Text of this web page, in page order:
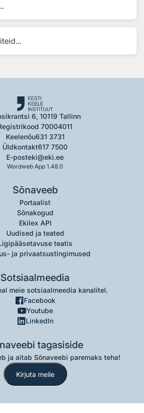
6, 10119 Tallinn
70004011
Keelenõu631 3731
Üldkontakt617 7500
E-posteki@eki.ee
Wordweb App 1.48.0
Sõnaveeb
Portaalist
Sõnakogud
Ekilex API
Uudised ja teated
teatis
ja privaatsustingimused
Sotsiaalmeedia
meie sotsiaalmeedia kanalitel.
Facebook
Youtube
LinkedIn
tagasiside
ja aitab Sõnaveebi paremaks teha!
Kirjuta meile